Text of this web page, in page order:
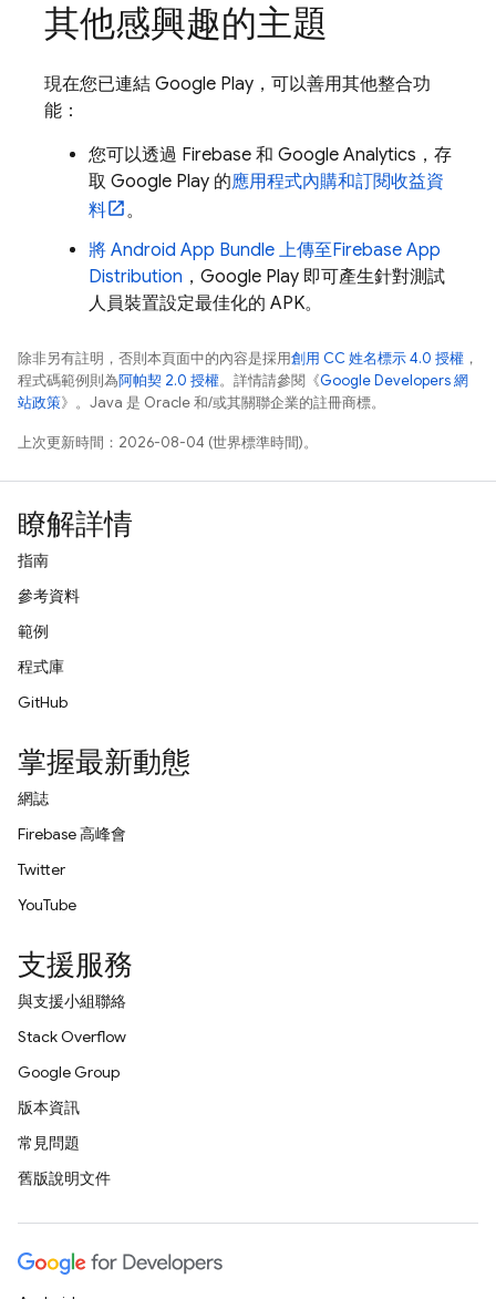
其他感興趣的主題
現在您已連結 Google Play ，可以善用其他整合功
能：
您可以透過 Firebase 和 Google Analytics ，存
取 Google Play 的應用程式內購和訂閱收益資
料
。
將 Android App Bundle 上傳至Firebase App
Distribution ， Google Play 即可產生針對測試
人員裝置設定最佳化的 APK。
除非另有註明，否則本頁面中的內容是採用創用 CC 姓名標示 4.0 授權 ，
程式碼範例則為阿帕契 2.0 授權。詳情請參閱《Google Developers 網
站政策》。Java 是 Oracle 和/或其關聯企業的註冊商標。
上次更新時間：2026-08-04 (世界標準時間)。
瞭解詳情
指南
參考資料
範例
程式庫
GitHub
掌握最新動態
網誌
Firebase 高峰會
Twitter
YouTube
支援服務
與支援小組聯絡
Stack Overflow
Google Group
版本資訊
常見問題
舊版說明文件